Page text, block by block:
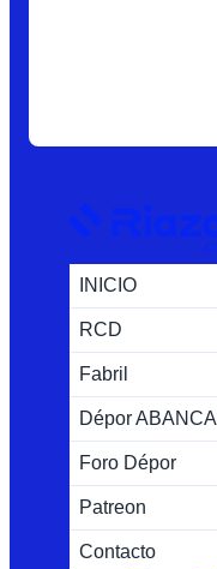
INICIO
RCD
Fabril
Dépor ABANCA
Foro Dépor
Patreon
Contacto